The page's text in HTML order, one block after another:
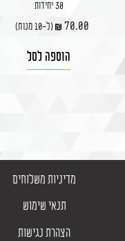
30 יחידות
70.00 (ל-10 מנות)
הוספה לסל
מדיניות משלוחים
תנאי שימוש
הצהרת נגישות